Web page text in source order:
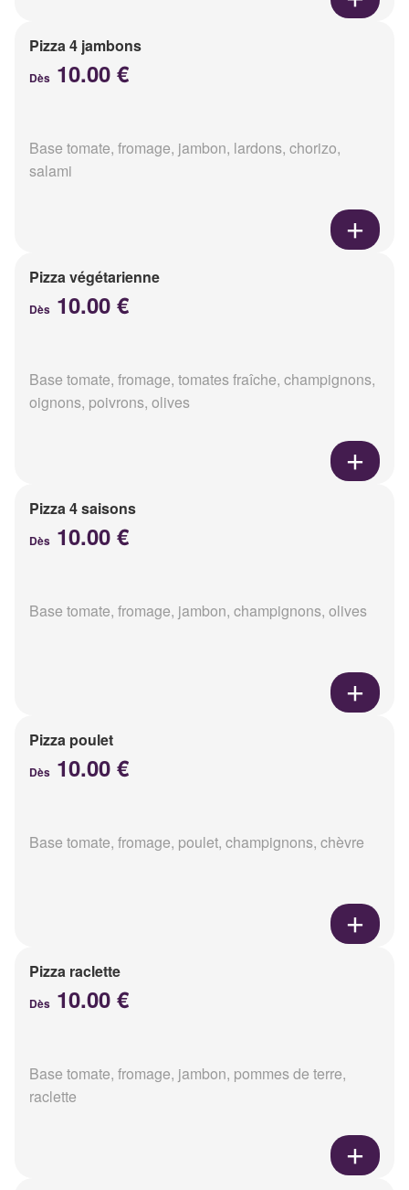
Pizza 4 jambons
Dès 10.00 €
Base tomate, fromage, jambon, lardons, chorizo,
salami
Pizza végétarienne
Dès 10.00 €
Base tomate, fromage, tomates fraîche, champignons,
oignons, poivrons, olives
Pizza 4 saisons
Dès 10.00 €
Base tomate, fromage, jambon, champignons, olives
Pizza poulet
Dès 10.00 €
Base tomate, fromage, poulet, champignons, chèvre
Pizza raclette
Dès 10.00 €
Base tomate, fromage, jambon, pommes de terre,
raclette